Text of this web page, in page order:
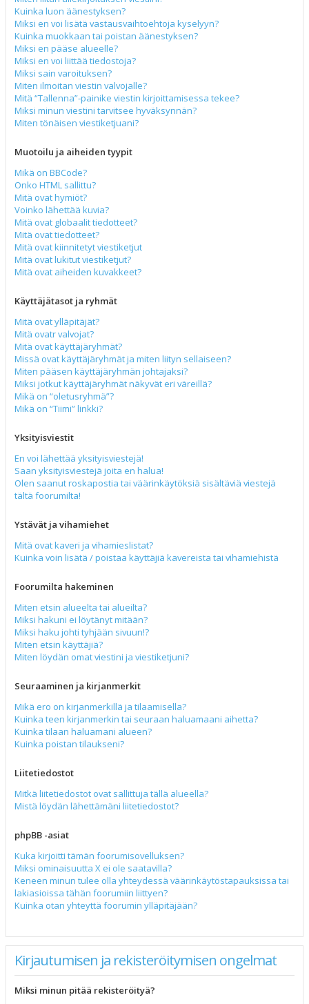
Kuinka luon äänestyksen?
Miksi en voi lisätä vastausvaihtoehtoja kyselyyn?
Kuinka muokkaan tai poistan äänestyksen?
Miksi en pääse alueelle?
Miksi en voi liittää tiedostoja?
Miksi sain varoituksen?
Miten ilmoitan viestin valvojalle?
Mitä “Tallenna”-painike viestin kirjoittamisessa tekee?
Miksi minun viestini tarvitsee hyväksynnän?
Miten tönäisen viestiketjuani?
Muotoilu ja aiheiden tyypit
Mikä on BBCode?
Onko HTML sallittu?
Mitä ovat hymiöt?
Voinko lähettää kuvia?
Mitä ovat globaalit tiedotteet?
Mitä ovat tiedotteet?
Mitä ovat kiinnitetyt viestiketjut
Mitä ovat lukitut viestiketjut?
Mitä ovat aiheiden kuvakkeet?
Käyttäjätasot ja ryhmät
Mitä ovat ylläpitäjät?
Mitä ovatr valvojat?
Mitä ovat käyttäjäryhmät?
Missä ovat käyttäjäryhmät ja miten liityn sellaiseen?
Miten pääsen käyttäjäryhmän johtajaksi?
Miksi jotkut käyttäjäryhmät näkyvät eri väreillä?
Mikä on “oletusryhmä”?
Mikä on “Tiimi” linkki?
Yksityisviestit
En voi lähettää yksityisviestejä!
Saan yksityisviestejä joita en halua!
Olen saanut roskapostia tai väärinkäytöksiä sisältäviä viestejä
tältä foorumilta!
Ystävät ja vihamiehet
Mitä ovat kaveri ja vihamieslistat?
Kuinka voin lisätä / poistaa käyttäjiä kavereista tai vihamiehistä
Foorumilta hakeminen
Miten etsin alueelta tai alueilta?
Miksi hakuni ei löytänyt mitään?
Miksi haku johti tyhjään sivuun!?
Miten etsin käyttäjiä?
Miten löydän omat viestini ja viestiketjuni?
Seuraaminen ja kirjanmerkit
Mikä ero on kirjanmerkillä ja tilaamisella?
Kuinka teen kirjanmerkin tai seuraan haluamaani aihetta?
Kuinka tilaan haluamani alueen?
Kuinka poistan tilaukseni?
Liitetiedostot
Mitkä liitetiedostot ovat sallittuja tällä alueella?
Mistä löydän lähettämäni liitetiedostot?
phpBB -asiat
Kuka kirjoitti tämän foorumisovelluksen?
Miksi ominaisuutta X ei ole saatavilla?
Keneen minun tulee olla yhteydessä väärinkäytöstapauksissa tai
lakiasioissa tähän foorumiin liittyen?
Kuinka otan yhteyttä foorumin ylläpitäjään?
Kirjautumisen ja rekisteröitymisen ongelmat
Miksi minun pitää rekisteröityä?